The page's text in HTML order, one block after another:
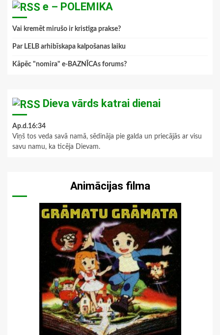
e – POLEMIKA
Vai kremēt mirušo ir kristīga prakse?
Par LELB arhibīskapa kalpošanas laiku
Kāpēc "nomira" e-BAZNĪCAs forums?
Dieva vārds katrai dienai
Ap.d.16:34
Viņš tos veda savā namā, sēdināja pie galda un priecājās ar visu
savu namu, ka ticēja Dievam.
Animācijas filma